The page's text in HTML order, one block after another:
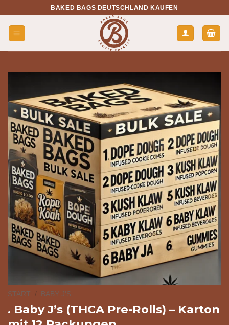
springen
BAKED BAGS DEUTSCHLAND KAUFEN
START / BABY J'S
. Baby J’s (THCA Pre-Rolls) – Karton